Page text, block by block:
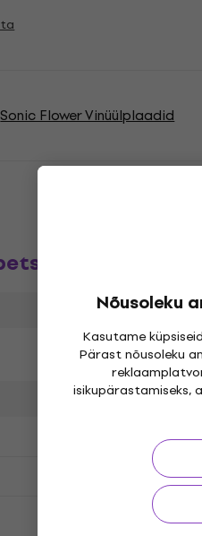
Nõusoleku
Kasutame
Pärast nõusoleku
isikupärastamiseks,
Sonic Flower Vinüülplaadid
LP record